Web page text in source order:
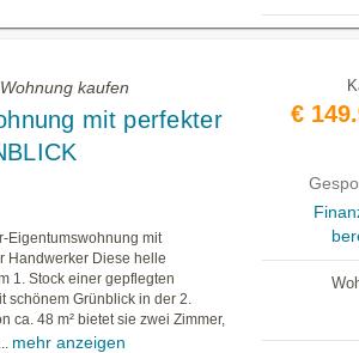
kaufen
mit perfekter
Eigentumswohnung mit
Handwerker Diese helle
1. Stock einer gepflegten
schönem Grünblick in der 2.
ca. 48 m² bietet sie zwei Zimmer,
mehr anzeigen
€